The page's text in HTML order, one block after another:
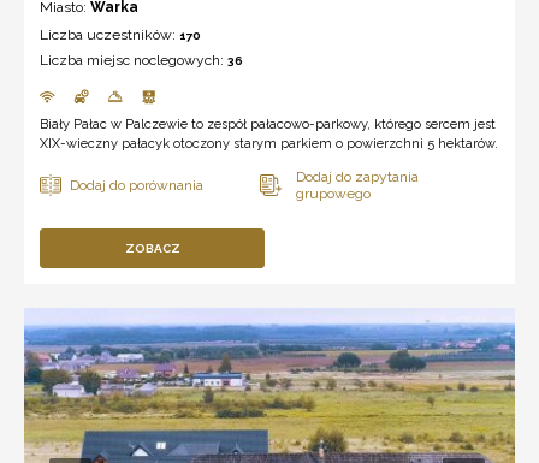
Miasto: Warka
Liczba uczestników: 170
Liczba miejsc noclegowych: 36
Biały Pałac w Palczewie to zespół pałacowo-parkowy, którego sercem jest
XIX-wieczny pałacyk otoczony starym parkiem o powierzchni 5 hektarów.
ZOBACZ